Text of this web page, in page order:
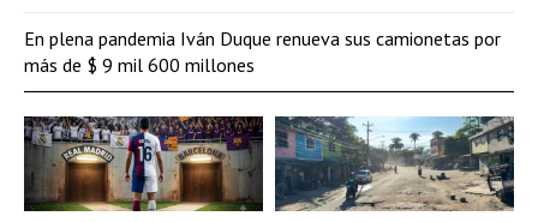
En plena pandemia Iván Duque renueva sus camionetas por
más de $ 9 mil 600 millones